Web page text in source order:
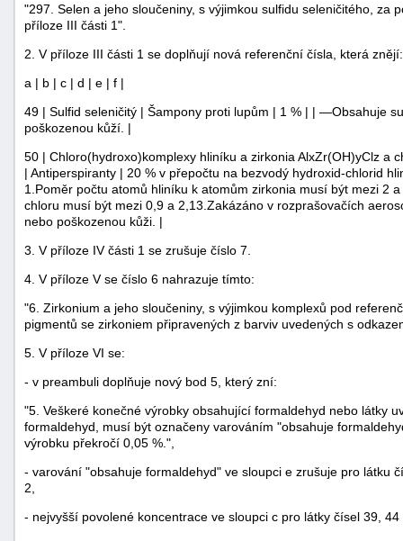
"297. Selen a jeho sloučeniny, s výjimkou sulfidu seleničitého, za
příloze III části 1".
2. V příloze III části 1 se doplňují nová referenční čísla, která znějí:
a | b | c | d | e | f |
49 | Sulfid seleničitý | Šampony proti lupům | 1 % | | —Obsahuje
poškozenou kůží. |
50 | Chloro(hydroxo)komplexy hliníku a zirkonia AlxZr(OH)yClz a
| Antiperspiranty | 20 % v přepočtu na bezvodý hydroxid-chlorid
1.Poměr počtu atomů hliníku k atomům zirkonia musí být mezi 2
chloru musí být mezi 0,9 a 2,13.Zakázáno v rozprašovačích
nebo poškozenou kůži. |
3. V příloze IV části 1 se zrušuje číslo 7.
4. V příloze V se číslo 6 nahrazuje tímto:
"6. Zirkonium a jeho sloučeniny, s výjimkou komplexů pod
pigmentů se zirkoniem připravených z barviv uvedených s
5. V příloze VI se:
- v preambuli doplňuje nový bod 5, který zní:
"5. Veškeré konečné výrobky obsahující formaldehyd nebo látky
formaldehyd, musí být označeny varováním "obsahuje
výrobku překročí 0,05 %.",
- varování "obsahuje formaldehyd" ve sloupci e zrušuje pro látku
2,
- nejvyšší povolené koncentrace ve sloupci c pro látky čísel 39,
náhrady